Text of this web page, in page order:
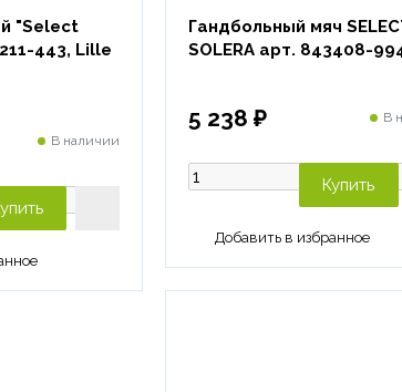
"Select
443, Lille
В наличии
Гандбольный мяч
SOLERA арт. 843408-
5 238 ₽ В
Купить